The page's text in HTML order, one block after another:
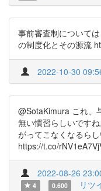
事前審査制について
の制度化とその源流
2022-10-30
@SotaKimura これ、
無い慣習らしいです
がってこなくなるら
https://t.co/
2022-08-26
4
0.600 リツ